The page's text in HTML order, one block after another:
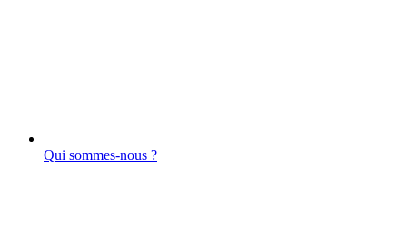
Qui sommes-nous ?